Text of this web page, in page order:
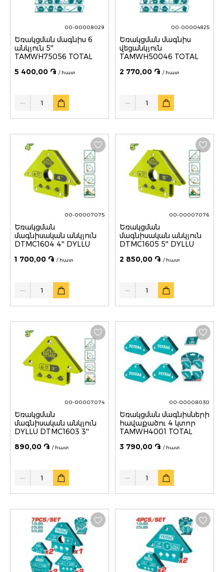
00-00008029
Եռակցման մագնիս 6
անկյուն 5''
TAMWH75056 TOTAL
5 400,00 ֏ / հատ
Quantity
00-00004825
Եռակցման մագնիս
վեցանկյուն
TAMWH50046 TOTAL
2 770,00 ֏ / հատ
Quantity
00-00007075
Եռակցման
մագնիսական անկյուն
DTMC1604 4'' DYLLU
1 700,00 ֏ / հատ
Quantity
00-00007076
Եռակցման
մագնիսական անկյուն
DTMC1605 5'' DYLLU
2 850,00 ֏ / հատ
Quantity
00-00007074
Եռակցման
մագնիսական անկյուն
DYLLU DTMC1603 3''
890,00 ֏ / հատ
Quantity
00-00008030
Եռակցման մագնիսների
հավաքածու 4 կտոր
TAMWH4001 TOTAL
3 790,00 ֏ / հատ
Quantity